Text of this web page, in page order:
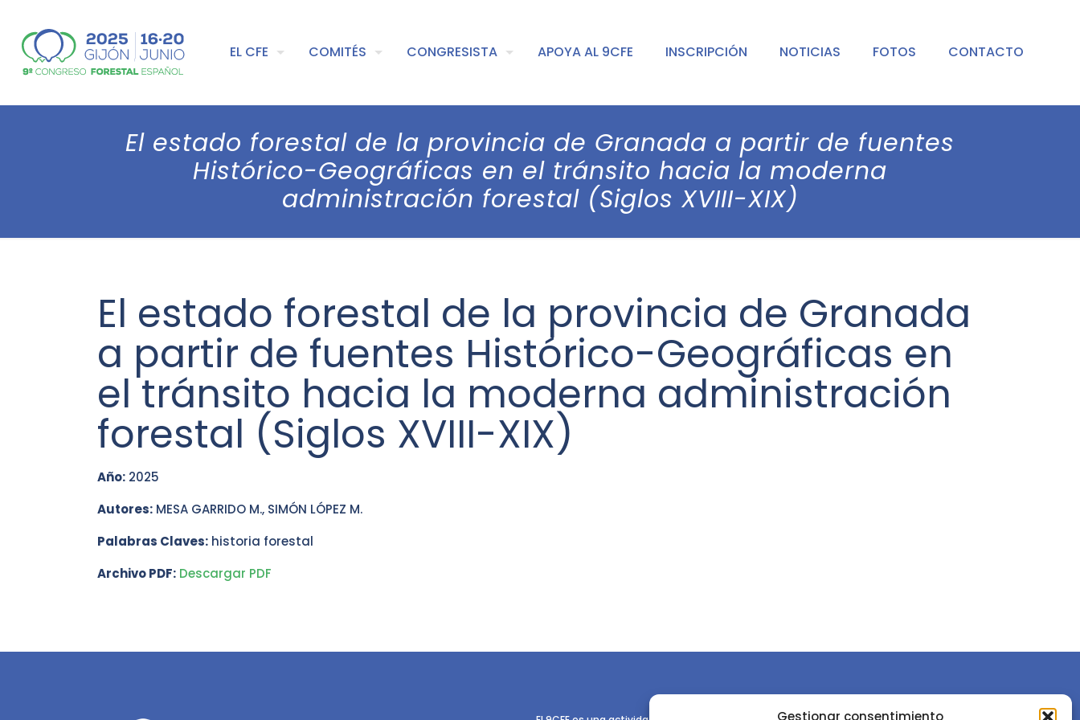
Gestionar consentimiento
EL CFE COMITÉS CONGRESISTA APOYA AL 9CFE INSCRIPCIÓN NOTICIAS FOTOS CONTACTO
El estado forestal de la provincia de Granada a partir de fuentes
Histórico-Geográficas en el tránsito hacia la moderna
administración forestal (Siglos XVIII-XIX)
El estado forestal de la provincia de Granada
a partir de fuentes Histórico-Geográficas en
el tránsito hacia la moderna administración
forestal (Siglos XVIII-XIX)
Año: 2025
Autores: MESA GARRIDO M., SIMÓN LÓPEZ M.
Palabras Claves: historia forestal
Archivo PDF: Descargar PDF